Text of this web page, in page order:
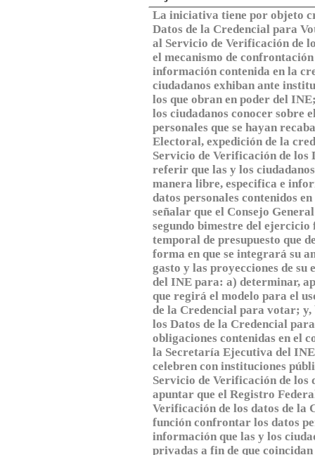
La iniciativa tiene por objeto
Datos de la Credencial para
al Servicio de Verificación de
el mecanismo de
información contenida en la
ciudadanos exhiban ante
los que obran en poder del
los ciudadanos conocer sobre
personales que se hayan
Electoral, expedición de la
Servicio de Verificación de
referir que las y los
manera libre, especifica e
datos personales contenidos
señalar que el Consejo
segundo bimestre del
temporal de presupuesto que
forma en que se integrará su
gasto y las proyecciones de
del INE para: a) determinar,
que regirá el modelo para el
de la Credencial para votar; y,
los Datos de la Credencial
obligaciones contenidas en el
la Secretaría Ejecutiva del
celebren con instituciones
Servicio de Verificación de
apuntar que el Registro
Verificación de los datos de la
función confrontar los datos
información que las y los
privadas a fin de que